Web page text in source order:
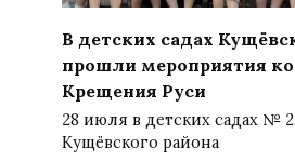
В детских садах
прошли мероприятия
Крещения Руси
28 июля в детских садах № 2,
Кущёвского района